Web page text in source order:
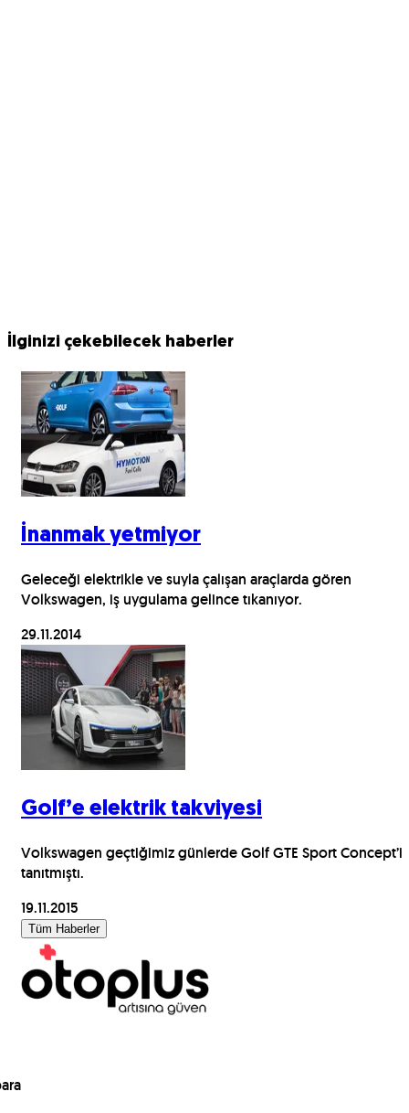
İlginizi çekebilecek haberler
İnanmak yetmiyor
Geleceği elektrikle ve suyla çalışan araçlarda gören
Volkswagen, iş uygulama gelince tıkanıyor.
29.11.2014
Golf’e elektrik takviyesi
Volkswagen geçtiğimiz günlerde Golf GTE Sport Concept’i
tanıtmıştı.
19.11.2015
Tüm Haberler